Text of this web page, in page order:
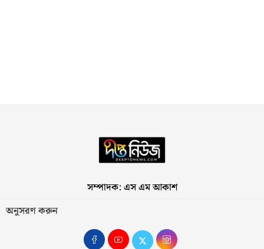
সম্পাদক: এস এম আকাশ
অনুসরণ করুন